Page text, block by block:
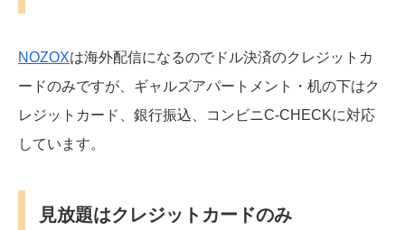
NOZOXは海外配信になるのでドル決済のクレジットカ
ードのみですが、ギャルズアパートメント・机の下はク
レジットカード、銀行振込、コンビニC-CHECKに対応
しています。
見放題はクレジットカードのみ